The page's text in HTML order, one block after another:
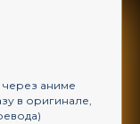
аниме
в оригинале,